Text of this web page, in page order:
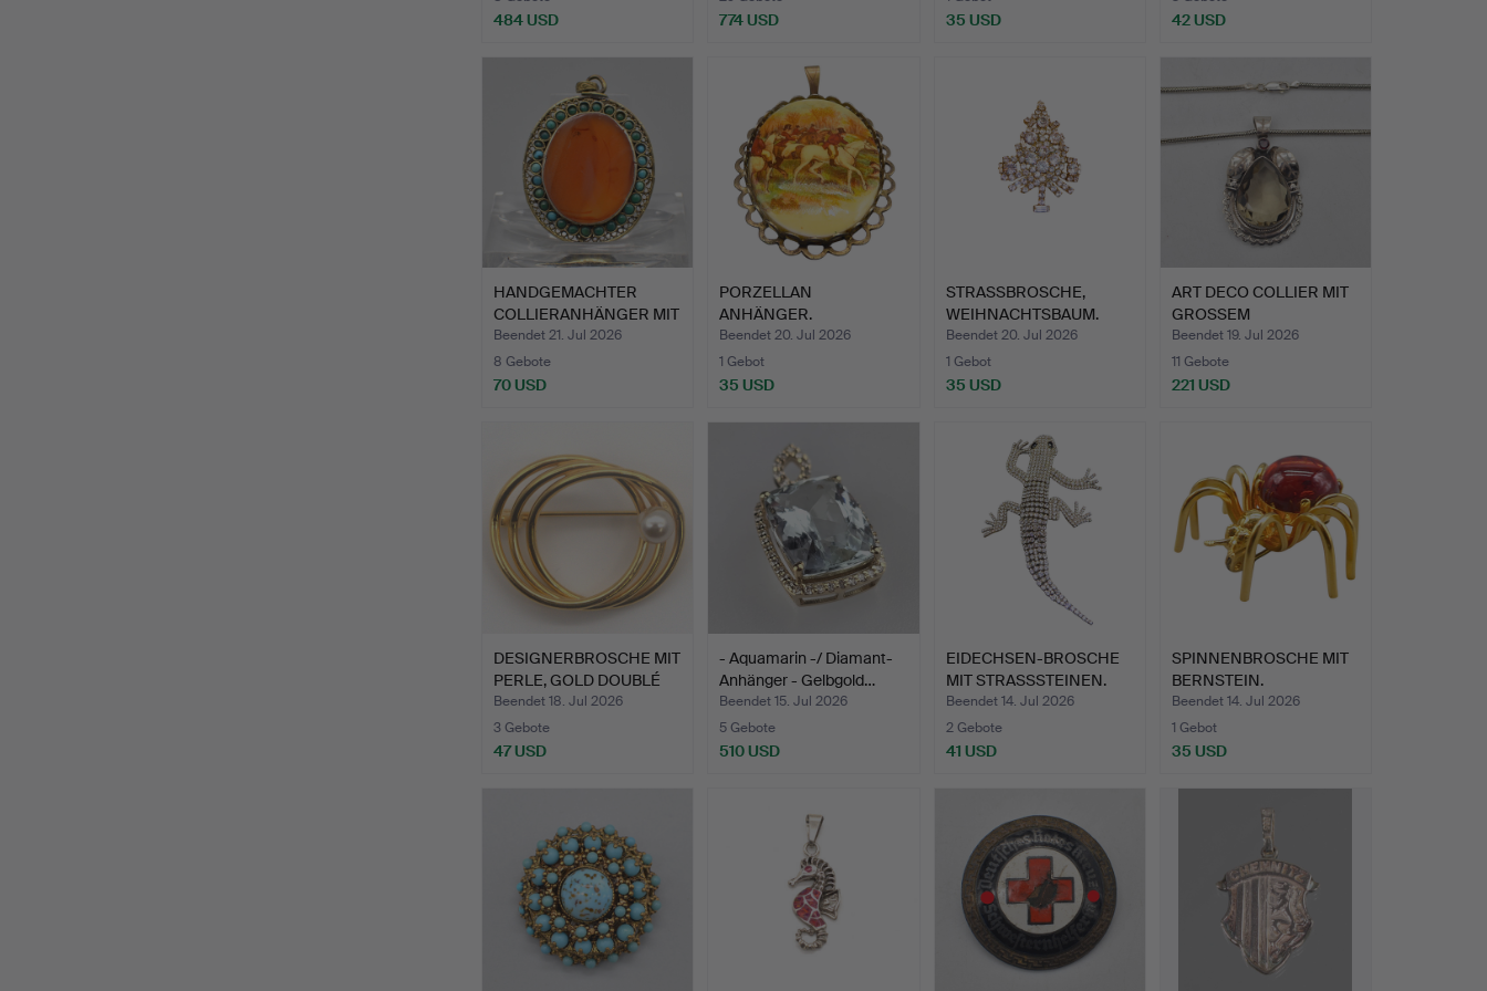
484 USD 774 USD 35 USD 42 USD
HANDGEMACHTER
COLLIERANHÄNGER MIT
KARNEOL …
Beendet 21. Jul 2026
8 Gebote
70 USD
PORZELLAN
ANHÄNGER.
Beendet 20. Jul 2026
1 Gebot
35 USD
STRASSBROSCHE,
WEIHNACHTSBAUM.
Beendet 20. Jul 2026
1 Gebot
35 USD
ART DECO COLLIER MIT
GROSSEM
RAUCHQUARZ (I…
Beendet 19. Jul 2026
11 Gebote
221 USD
DESIGNERBROSCHE MIT
PERLE, GOLD DOUBLÉ
FAS…
Beendet 18. Jul 2026
3 Gebote
47 USD
- Aquamarin -/ Diamant-
Anhänger - Gelbgold…
Beendet 15. Jul 2026
5 Gebote
510 USD
EIDECHSEN-BROSCHE
MIT STRASSSTEINEN.
Beendet 14. Jul 2026
2 Gebote
41 USD
SPINNENBROSCHE MIT
BERNSTEIN.
Beendet 14. Jul 2026
1 Gebot
35 USD